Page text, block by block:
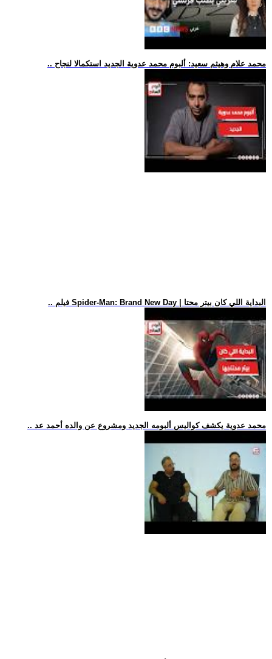
.. محمد علام وهيثم سعيد: ألبوم محمد عدوية الجديد استكمالا لنجاح
.. فيلم Spider-Man: Brand New Day | البداية اللي كان بيتر محتا
.. محمد عدوية يكشف كواليس ألبومه الجديد ومشروع عن والده أحمد عد